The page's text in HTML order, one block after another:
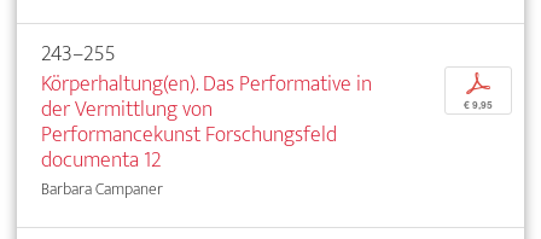
243–255
Körperhaltung(en). Das Performative in
der Vermittlung von
Performancekunst Forschungsfeld
documenta 12
Barbara Campaner
p
€ 9,95